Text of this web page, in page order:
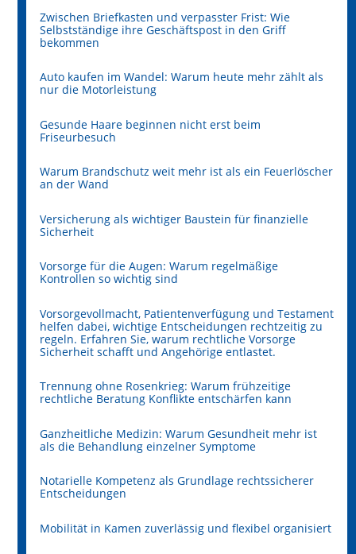
Zwischen Briefkasten und verpasster Frist: Wie
Selbstständige ihre Geschäftspost in den Griff
bekommen
Auto kaufen im Wandel: Warum heute mehr zählt als
nur die Motorleistung
Gesunde Haare beginnen nicht erst beim
Friseurbesuch
Warum Brandschutz weit mehr ist als ein Feuerlöscher
an der Wand
Versicherung als wichtiger Baustein für finanzielle
Sicherheit
Vorsorge für die Augen: Warum regelmäßige
Kontrollen so wichtig sind
Vorsorgevollmacht, Patientenverfügung und Testament
helfen dabei, wichtige Entscheidungen rechtzeitig zu
regeln. Erfahren Sie, warum rechtliche Vorsorge
Sicherheit schafft und Angehörige entlastet.
Trennung ohne Rosenkrieg: Warum frühzeitige
rechtliche Beratung Konflikte entschärfen kann
Ganzheitliche Medizin: Warum Gesundheit mehr ist
als die Behandlung einzelner Symptome
Notarielle Kompetenz als Grundlage rechtssicherer
Entscheidungen
Mobilität in Kamen zuverlässig und flexibel organisiert